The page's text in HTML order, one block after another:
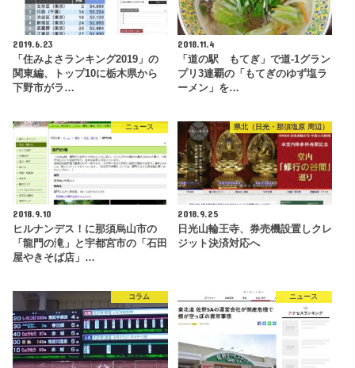
2019.6.23
「住みよさランキング2019」の
関東編、トップ10に栃木県から
下野市がラ…
2018.11.4
「道の駅 もてぎ」で道-1グラン
プリ3連覇の「もてぎのゆず塩ラ
ーメン」を…
ニュース
2018.9.10
ヒルナンデス！に那須烏山市の
「龍門の滝」と宇都宮市の「石田
屋やきそば店」…
県北（日光・那須塩原 周辺）
2018.9.25
日光山輪王寺、券売機設置しクレ
ジット決済対応へ
コラム ニュース